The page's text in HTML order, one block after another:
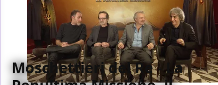
Moschettieri del Re - La